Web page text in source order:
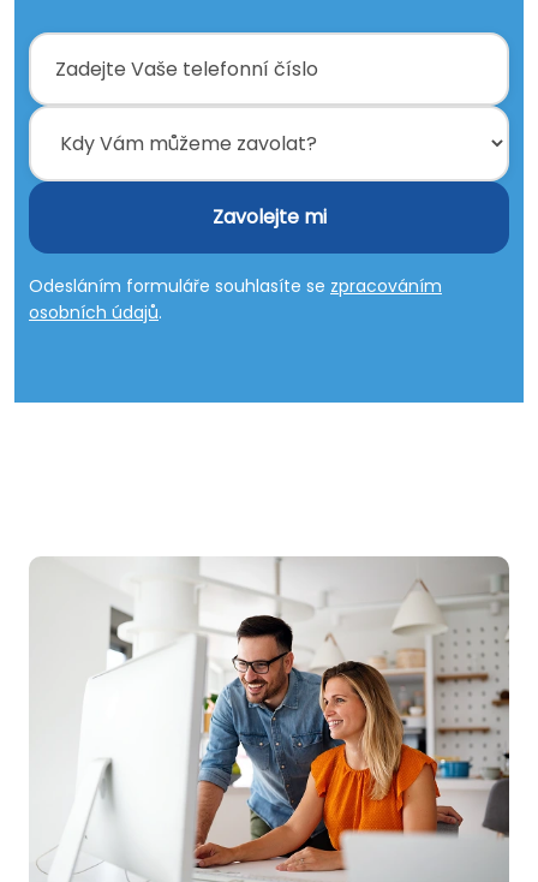
Zavolejte mi
Odesláním formuláře souhlasíte se zpracováním
osobních údajů.